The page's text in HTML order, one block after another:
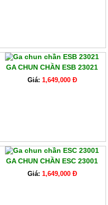
GA CHUN CHẦN ESB 23021
Giá: 1,649,000 Đ
GA CHUN CHẦN ESC 23001
Giá: 1,649,000 Đ